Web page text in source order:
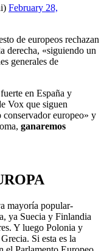
February 28,
de europeos rechazan
derecha, «siguiendo un
generales de
en España y
Vox que siguen
europeo» y
ganaremos
mayoría popular-
ya Suecia y Finlandia
Y luego Polonia y
Si esta es la